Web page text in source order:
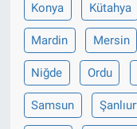
Konya Kütahya
Mardin Mersin
Niğde Ordu
Samsun